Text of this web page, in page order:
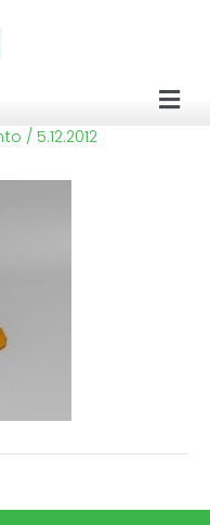
/ 5.12.2012